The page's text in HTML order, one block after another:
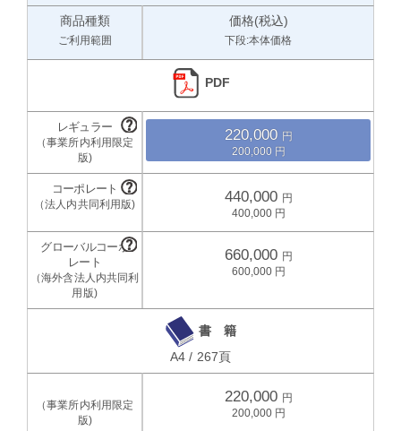
商品種類
ご利用範囲
価格(税込)
下段:本体価格
PDF
220,000
200,000
440,000
400,000
660,000
600,000
書 籍
A4 / 267頁
220,000
200,000